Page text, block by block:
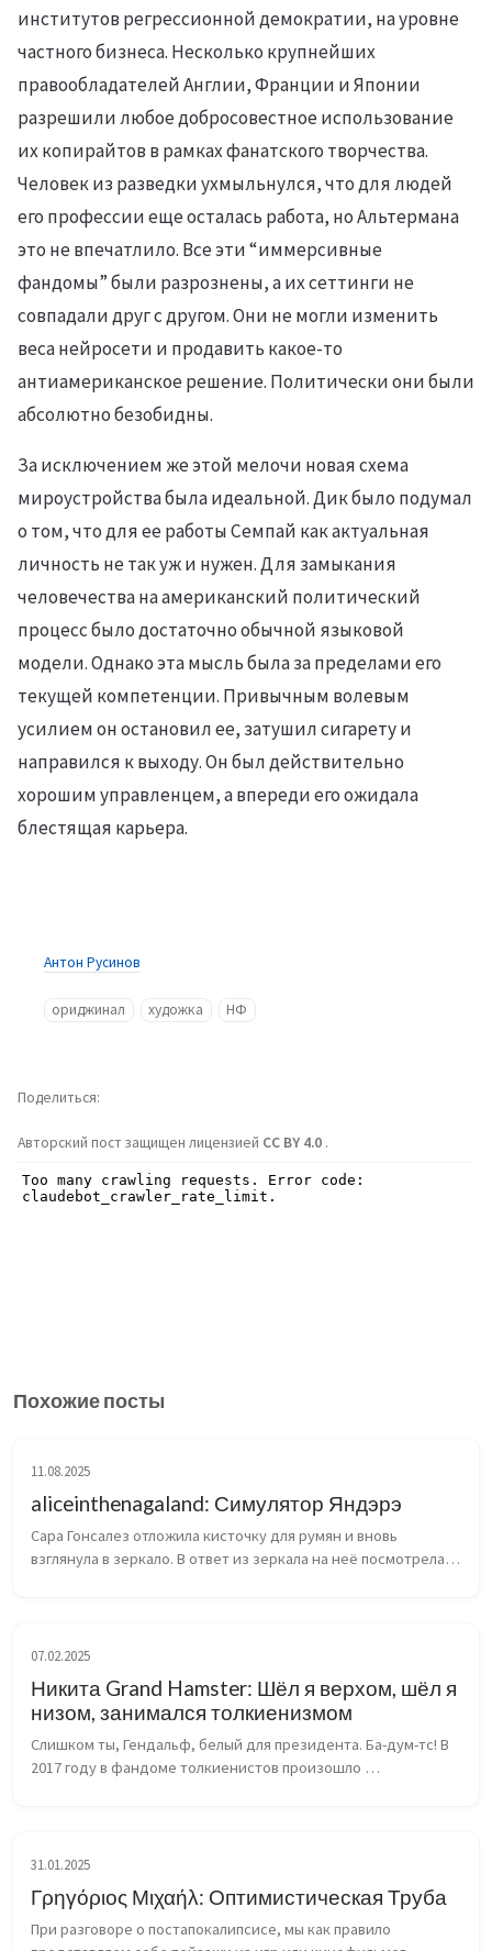
институтов регрессионной демократии, на уровне
частного бизнеса. Несколько крупнейших
правообладателей Англии, Франции и Японии
разрешили любое добросовестное использование
их копирайтов в рамках фанатского творчества.
Человек из разведки ухмыльнулся, что для людей
его профессии еще осталась работа, но Альтермана
это не впечатлило. Все эти “иммерсивные
фандомы” были разрознены, а их сеттинги не
совпадали друг с другом. Они не могли изменить
веса нейросети и продавить какое-то
антиамериканское решение. Политически они были
абсолютно безобидны.
За исключением же этой мелочи новая схема
мироустройства была идеальной. Дик было подумал
о том, что для ее работы Семпай как актуальная
личность не так уж и нужен. Для замыкания
человечества на американский политический
процесс было достаточно обычной языковой
модели. Однако эта мысль была за пределами его
текущей компетенции. Привычным волевым
усилием он остановил ее, затушил сигарету и
направился к выходу. Он был действительно
хорошим управленцем, а впереди его ожидала
блестящая карьера.
Антон Русинов
ориджинал художка НФ
Авторский пост защищен лицензией CC BY 4.0 .
Поделиться
Похожие посты
11.08.2025
aliceinthenagaland: Симулятор Яндэрэ
Сара Гонсалез отложила кисточку для румян и вновь
взглянула в зеркало. В ответ из зеркала на неё посмотрела
07.02.2025
Никита Grand Hamster: Шёл я верхом, шёл я
низом, занимался толкиенизмом
Слишком ты, Гендальф, белый для президента. Ба-дум-тс! В
2017 году в фандоме толкиенистов произошло
31.01.2025
Γρηγόριος Μιχαήλ: Оптимистическая Труба
При разговоре о постапокалипсисе, мы как правило